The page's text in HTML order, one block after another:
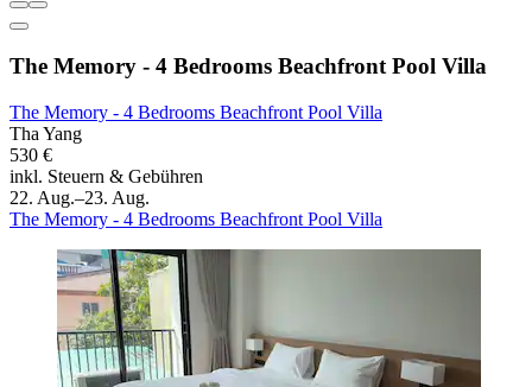
The Memory - 4 Bedrooms Beachfront Pool Villa
The Memory - 4 Bedrooms Beachfront Pool Villa
Tha Yang
530 €
inkl. Steuern & Gebühren
22. Aug.–23. Aug.
The Memory - 4 Bedrooms Beachfront Pool Villa